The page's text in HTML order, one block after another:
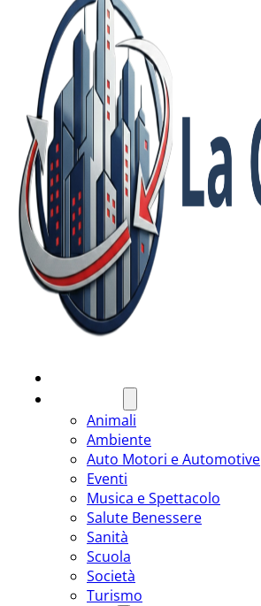
Animali
Ambiente
Auto Motori e Automotive
Eventi
Musica e Spettacolo
Salute Benessere
Sanità
Scuola
Società
Turismo